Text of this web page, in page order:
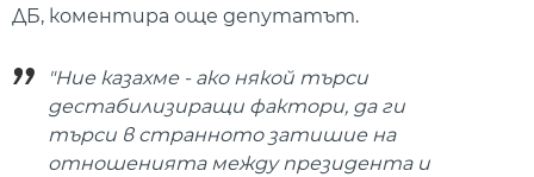
ДБ, коментира още депутатът.
"Ние казахме - ако някой търси
дестабилизиращи фактори, да ги
търси в странното затишие на
отношенията между президента и